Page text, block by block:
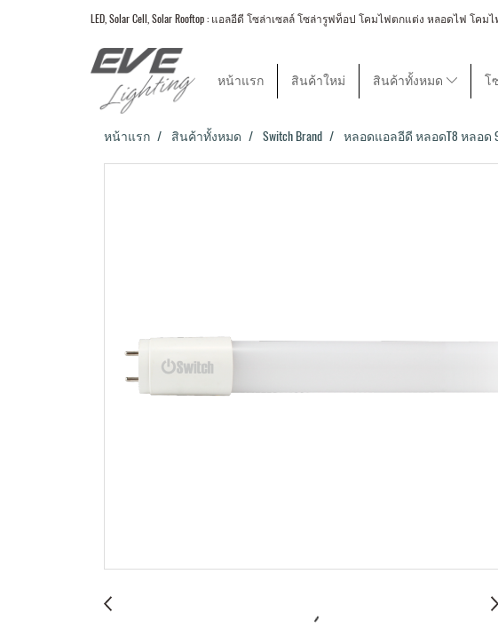
LED, Solar Cell, Solar Rooftop : แอลอีดี โซล่าเซลล์ โซล่ารูฟท็อป โคมไฟตกแต่ง หลอดไฟ โค
หน้าแรก สินค้าใหม่ สินค้าทั้งหมด โ
หน้าแรก สินค้าทั้งหมด Switch Brand หลอดแอลอีดี หลอดT8 หลอด 9 วั